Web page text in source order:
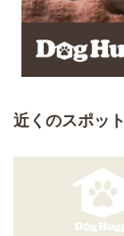
近くのスポット